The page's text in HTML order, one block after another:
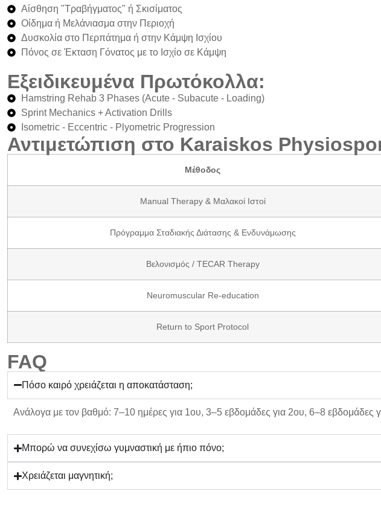
Αίσθηση "Τραβήγματος" ή Σκισίματος
Οίδημα ή Μελάνιασμα στην Περιοχή
Δυσκολία στο Περπάτημα ή στην Κάμψη Ισχίου
Πόνος σε Έκταση Γόνατος με το Ισχίο σε Κάμψη
Εξειδικευμένα Πρωτόκολλα:
Hamstring Rehab 3 Phases (Acute - Subacute - Loading)
Sprint Mechanics + Activation Drills
Isometric - Eccentric - Plyometric Progression
Αντιμετώπιση στο Karaiskos
Μέθοδος
Manual Therapy & Μαλακοί Ιστοί
Πρόγραμμα Σταδιακής Διάτασης & Ενδυνάμωσης
Βελονισμός / TECAR Therapy
Neuromuscular Re-education
Return to Sport Protocol
FAQ
Πόσο καιρό χρειάζεται η αποκατάσταση;
Ανάλογα με τον βαθμό: 7–10 ημέρες για 1ου, 3–5 εβδομάδες για 2ου, 6–8 εβδομάδες
Μπορώ να συνεχίσω γυμναστική με ήπιο πόνο;
Χρειάζεται μαγνητική;